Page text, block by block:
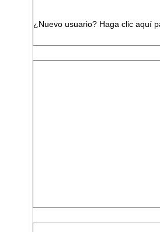
¿Nuevo usuario? Haga clic aquí